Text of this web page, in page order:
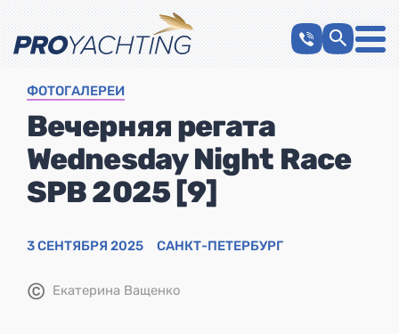
ФОТОГАЛЕРЕИ
Вечерняя регата
Wednesday Night Race
SPB 2025 [9]
3 СЕНТЯБРЯ 2025 САНКТ-ПЕТЕРБУРГ
© Екатерина Ващенко